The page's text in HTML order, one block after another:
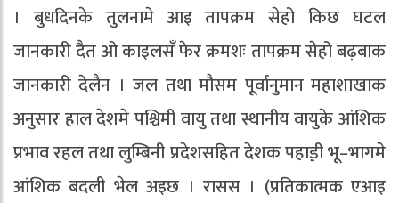
। बुधदिनके तुलनामे आइ तापक्रम सेहो किछ घटल
जानकारी दैत ओ काइलसँ फेर क्रमशः तापक्रम सेहो बढ़बाक
जानकारी देलैन । जल तथा मौसम पूर्वानुमान महाशाखाक
अनुसार हाल देशमे पश्चिमी वायु तथा स्थानीय वायुके आंशिक
प्रभाव रहल तथा लुम्बिनी प्रदेशसहित देशक पहाड़़ी भू–भागमे
आंशिक बदली भेल अइछ । रासस । (प्रतिकात्मक एआइ